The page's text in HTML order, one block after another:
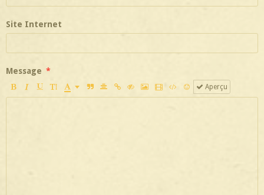
Site Internet
Message
Aperçu